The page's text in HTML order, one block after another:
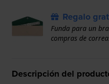
Regalo
Funda para un
compras de
Descripción del